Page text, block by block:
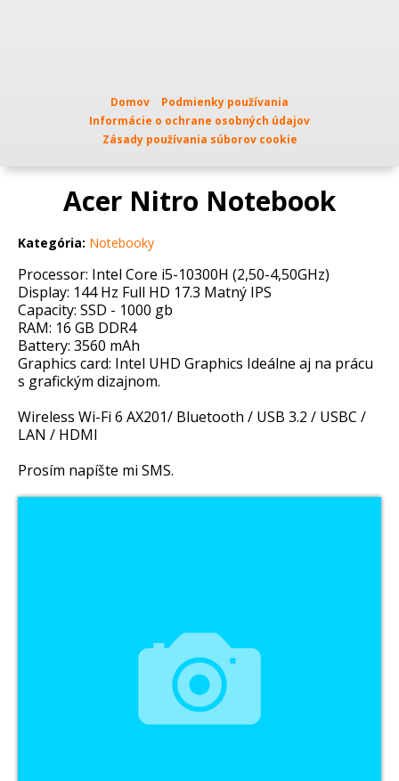
Domov
Podmienky používania
Informácie o ochrane osobných údajov
Zásady používania súborov cookie
Acer Nitro Notebook
Kategória: Notebooky
Processor: Intel Core i5-10300H (2,50-4,50GHz)
Display: 144 Hz Full HD 17.3 Matný IPS
Capacity: SSD - 1000 gb
RAM: 16 GB DDR4
Battery: 3560 mAh
Graphics card: Intel UHD Graphics Ideálne aj na prácu
s grafickým dizajnom.
Wireless Wi-Fi 6 AX201/ Bluetooth / USB 3.2 / USBC /
LAN / HDMI
Prosím napíšte mi SMS.